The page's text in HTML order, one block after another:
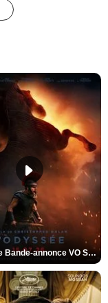
L'Odyssée Bande-annonce VO STFR